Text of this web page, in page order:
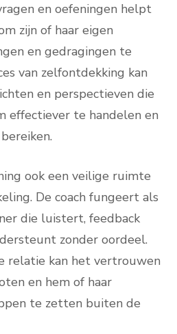
en oefeningen helpt
zijn of haar eigen
en gedragingen te
van zelfontdekking kan
en perspectieven die
effectiever te handelen en
ook een veilige ruimte
De coach fungeert als
die luistert, feedback
zonder oordeel.
relatie kan het vertrouwen
en hem of haar
te zetten buiten de